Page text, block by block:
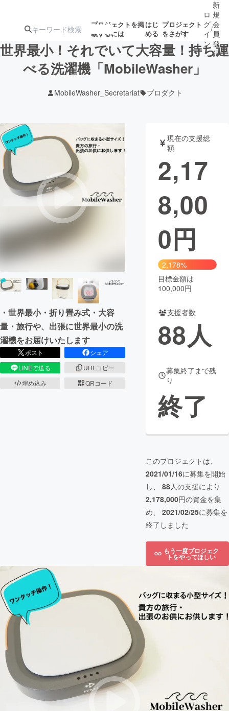
プロジェクトを掲
載するには
はじ
める
プロジェクト
をさがす
ターン
ジェクト
募集終了が近いプ
ロジェクト
アート・写真 音楽
テクノロジー・ガジェット ゲーム・サ
映像・映画
ビジネス・起業
まちづくり・地域活性化
CAMPFIRE for Social Good
CAMPFIRE Creation
CAMPFIREふるさと納税
コミュニティ
ロ
グ
イ
ン
/
新
規
会
員
登
録
世界最小！それでいて大容量！持ち運
べる洗濯機「MobileWasher」
MobileWasher_Secretariat プロダクト
・世界最小・折り畳み式・大容
量・旅行や、出張に世界最小の洗
濯機をお届けいたします
ポスト
シェア
LINEで送る
URLコピー
埋め込み
QRコード
現在の支援総
額
2,17
8,00
0円
2,178%
目標金額は
100,000円
支援者数
88人
募集終了まで残
り
終了
このプロジェクトは、
2021/01/16に募集を開始
し、 88人の支援により
2,178,000円の資金を集
め、 2021/02/25に募集を
終了しました
もう一度プロジェク
トをやってほしい